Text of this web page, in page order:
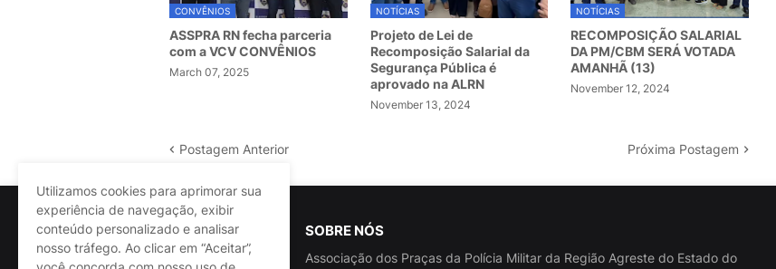
CONVÊNIOS
ASSPRA RN fecha parceria
com a VCV CONVÊNIOS
March 07, 2025
NOTÍCIAS
Projeto de Lei de
Recomposição Salarial da
Segurança Pública é
aprovado na ALRN
November 13, 2024
NOTÍCIAS
RECOMPOSIÇÃO SALARIAL
DA PM/CBM SERÁ VOTADA
AMANHÃ (13)
November 12, 2024
Postagem Anterior Próxima Postagem
SOBRE NÓS
Associação dos Praças da Polícia Militar da Região Agreste do Estado do
Utilizamos cookies para aprimorar sua
experiência de navegação, exibir
conteúdo personalizado e analisar
nosso tráfego. Ao clicar em “Aceitar”,